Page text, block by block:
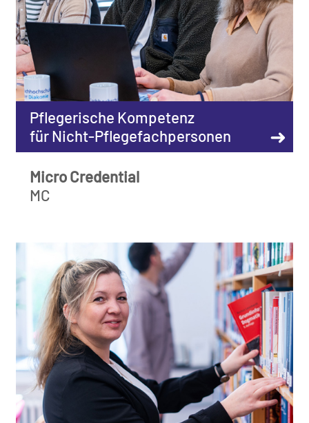
Pflegerische Kompetenz
für Nicht-Pflegefachpersonen
➜
Micro Credential
MC